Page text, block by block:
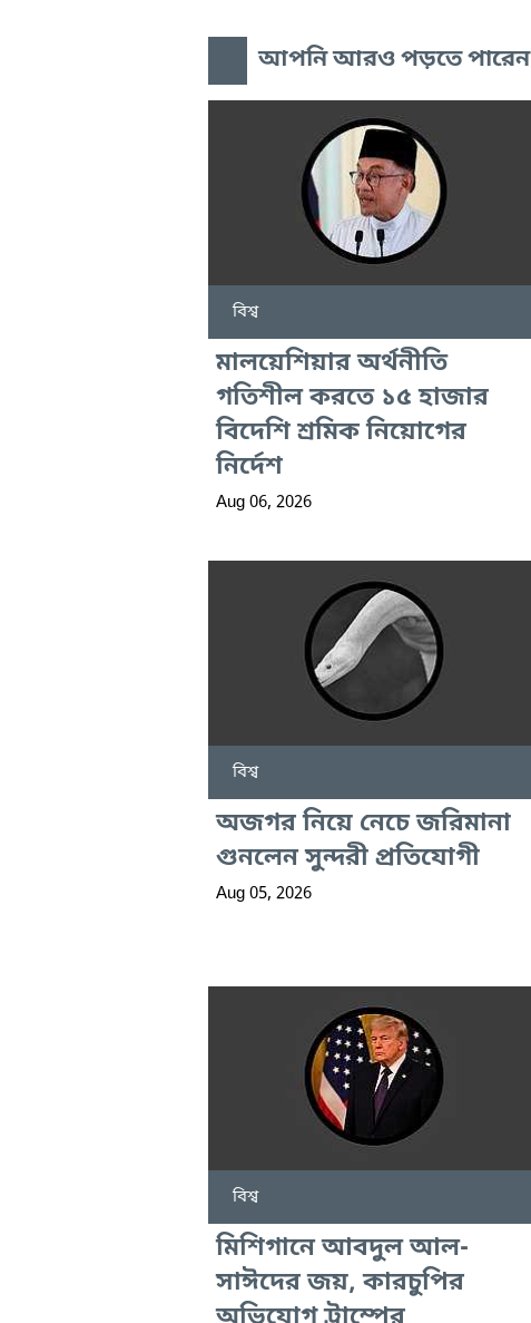
আপনি আরও পড়তে পারেন
বিশ্ব
মালয়েশিয়ার অর্থনীতি
গতিশীল করতে ১৫ হাজার
বিদেশি শ্রমিক নিয়োগের
নির্দেশ
Aug 06, 2026
বিশ্ব
অজগর নিয়ে নেচে জরিমানা
গুনলেন সুন্দরী প্রতিযোগী
Aug 05, 2026
বিশ্ব
মিশিগানে আবদুল আল-
সাঈদের জয়, কারচুপির